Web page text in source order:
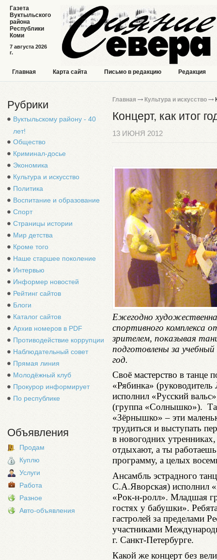
7 августа 2026
г.
Газета
Вуктыльского
района
Республики
Коми
Главная Карта сайта Письмо в редакцию Редакция
Рубрики
Вуктыльскому району - 40
лет!
Общество
Криминал-досье
Экономика
Культура и искусство
Политика
Воспитание и образование
Спорт
Страницы истории
Мир детства
Кроме того
Наше старшее поколение
Интервью
Информер новостей
Рейтинг сайтов
Блоги
Каталог сайтов
Архив номеров в PDF
Противодействие коррупции
Наблюдательный совет
Прямая линия
Молодёжный клуб
Прокурор информирует
По республике
Объявления
Продам
Куплю
Услуги
Работа
Разное
Авто-объявления
Главная Культура и искусство
Концерт, как итог
13 ИЮНЯ 2012
Ежегодно
спортивного комплекса
зрителем, показывая
подготовлены за
год.
Своё мастерство в танце
«Рябинка»
исполнил «Русский
(группа «Солнышко»).
«Зёрнышко» – эти
трудиться и выступать
в новогодних
отдыхают, а ты
программу, а целых
Ансамбль эстрадного
С.А.Яворская) исполнил
«Рок-н-ролл». Младшая
гостях у бабушки».
гастролей за пределами
участниками
г. Санкт-Петербурге.
Какой же концерт без